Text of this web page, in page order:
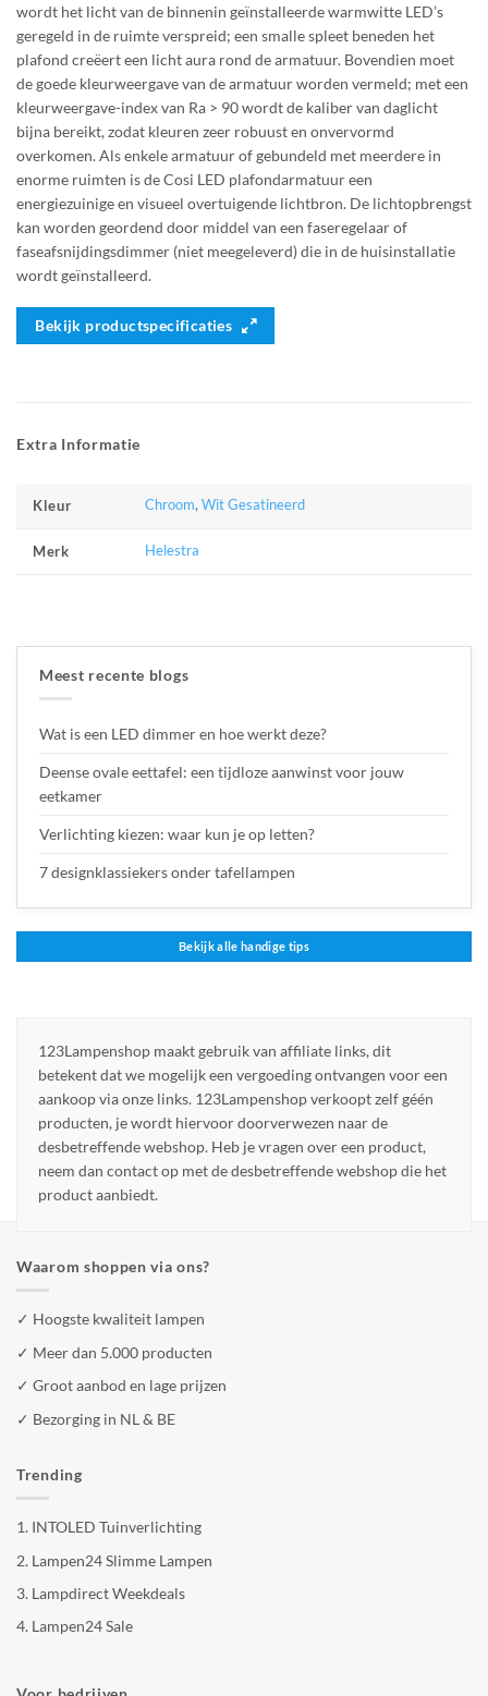
wordt het licht van de binnenin geïnstalleerde warmwitte LED’s
geregeld in de ruimte verspreid; een smalle spleet beneden het
plafond creëert een licht aura rond de armatuur. Bovendien moet
de goede kleurweergave van de armatuur worden vermeld; met een
kleurweergave-index van Ra > 90 wordt de kaliber van daglicht
bijna bereikt, zodat kleuren zeer robuust en onvervormd
overkomen. Als enkele armatuur of gebundeld met meerdere in
enorme ruimten is de Cosi LED plafondarmatuur een
energiezuinige en visueel overtuigende lichtbron. De lichtopbrengst
kan worden geordend door middel van een faseregelaar of
faseafsnijdingsdimmer (niet meegeleverd) die in de huisinstallatie
wordt geïnstalleerd.
Bekijk productspecificaties
Extra Informatie
Kleur Chroom,Wit Gesatineerd
Merk Helestra
Meest recente blogs
Wat is een LED dimmer en hoe werkt deze?
Deense ovale eettafel: een tijdloze aanwinst voor jouw
eetkamer
Verlichting kiezen: waar kun je op letten?
7 designklassiekers onder tafellampen
Bekijk alle handige tips
123Lampenshop maakt gebruik van affiliate links, dit
betekent dat we mogelijk een vergoeding ontvangen voor een
aankoop via onze links. 123Lampenshop verkoopt zelf géén
producten, je wordt hiervoor doorverwezen naar de
desbetreffende webshop. Heb je vragen over een product,
neem dan contact op met de desbetreffende webshop die het
product aanbiedt.
Waarom shoppen via ons?
✓ Hoogste kwaliteit lampen
✓ Meer dan 5.000 producten
✓ Groot aanbod en lage prijzen
✓ Bezorging in NL & BE
Trending
1. INTOLED Tuinverlichting
2. Lampen24 Slimme Lampen
3. Lampdirect Weekdeals
4. Lampen24 Sale